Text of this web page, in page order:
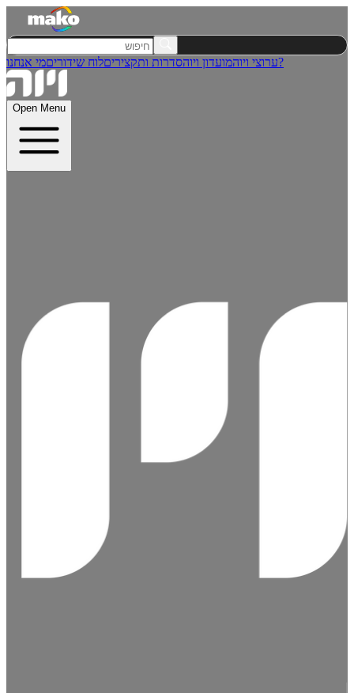
ערוצי ויוהמועדון ויוהסדרות ותקציריםלוח שידורים מי אנחנו?
Open Menu